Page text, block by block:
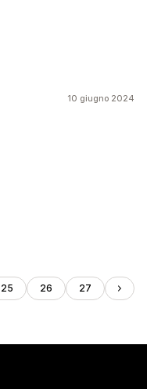
10 giugno 2024
25 26 27